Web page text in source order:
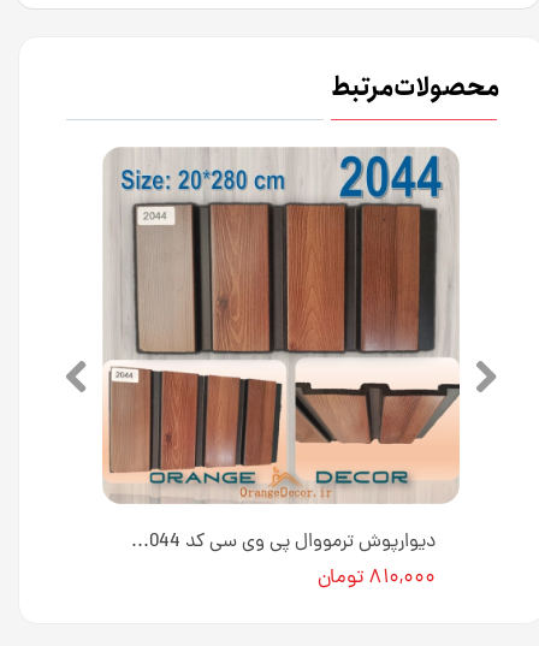
محصولات مرتبط
دیوارپوش ترمووال پی وی سی کد 2044 [انبار تهران]
۸۱۰,۰۰۰ تومان